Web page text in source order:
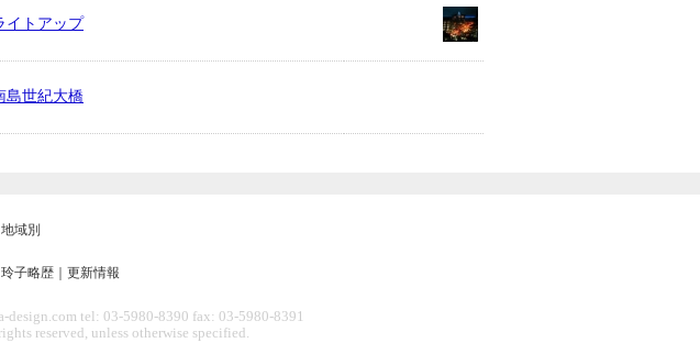
イトアップ
島世紀大橋
地域別
子略歴 更新情報
tel: 03-5980-8390 fax: 03-5980-8391
reserved, unless otherwise specified.